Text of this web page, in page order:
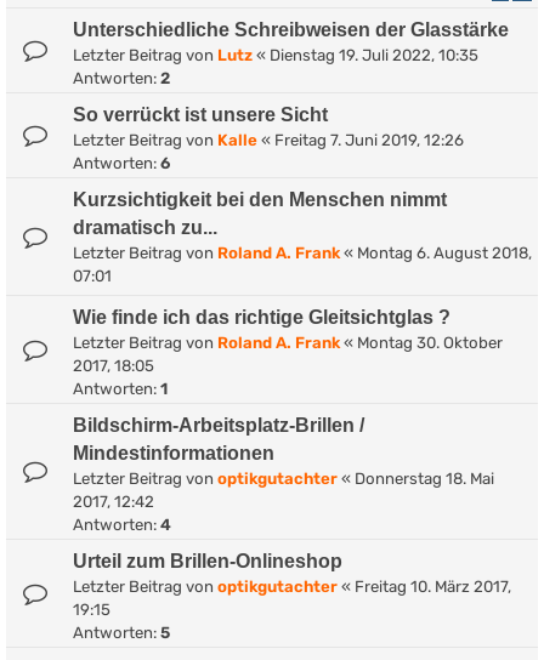
Unterschiedliche Schreibweisen der Glasstärke
Letzter Beitrag von Lutz « Dienstag 19. Juli 2022, 10:35
Antworten: 2
So verrückt ist unsere Sicht
Letzter Beitrag von Kalle « Freitag 7. Juni 2019, 12:26
Antworten: 6
Kurzsichtigkeit bei den Menschen nimmt
dramatisch zu...
Letzter Beitrag von Roland A. Frank « Montag 6. August 2018,
07:01
Wie finde ich das richtige Gleitsichtglas ?
Letzter Beitrag von Roland A. Frank « Montag 30. Oktober
2017, 18:05
Antworten: 1
Bildschirm-Arbeitsplatz-Brillen /
Mindestinformationen
Letzter Beitrag von optikgutachter « Donnerstag 18. Mai
2017, 12:42
Antworten: 4
Urteil zum Brillen-Onlineshop
Letzter Beitrag von optikgutachter « Freitag 10. März 2017,
19:15
Antworten: 5